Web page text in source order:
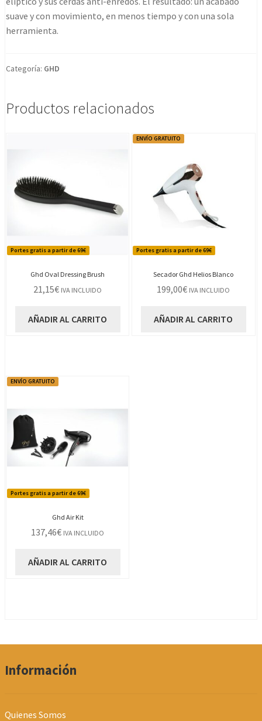
suave y con movimiento, en menos tiempo y con una sola
herramienta.
Categoría: GHD
Productos relacionados
Portes gratis a partir de 69€
Ghd Oval Dressing Brush
21,15€ IVA INCLUIDO
AÑADIR AL CARRITO
Portes gratis a partir de 69€
ENVÍO GRATUITO
Secador Ghd Helios Blanco
199,00€ IVA INCLUIDO
AÑADIR AL CARRITO
Portes gratis a partir de 69€
ENVÍO GRATUITO
Ghd Air Kit
137,46€ IVA INCLUIDO
AÑADIR AL CARRITO
Información
Quienes Somos